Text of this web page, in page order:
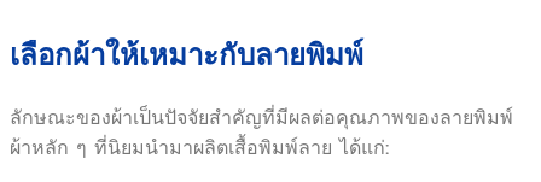
เลือกผ้าให้เหมาะกับลายพิมพ์
ลักษณะของผ้าเป็นปัจจัยสำคัญที่มีผลต่อคุณภาพของลายพิมพ์
ผ้าหลัก ๆ ที่นิยมนำมาผลิตเสื้อพิมพ์ลาย ได้แก่: